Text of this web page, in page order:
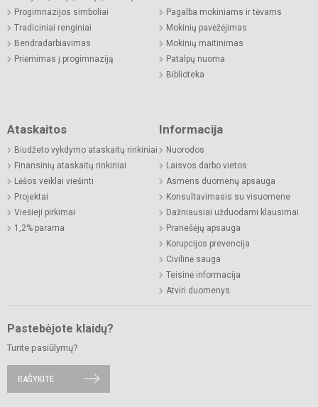
Progimnazijos simboliai
Tradiciniai renginiai
Bendradarbiavimas
Priėmimas į progimnaziją
Pagalba mokiniams ir tėvams
Mokinių pavėžėjimas
Mokinių maitinimas
Patalpų nuoma
Biblioteka
Ataskaitos
Biudžeto vykdymo ataskaitų rinkiniai
Finansinių ataskaitų rinkiniai
Lėšos veiklai viešinti
Projektai
Viešieji pirkimai
1,2% parama
Informacija
Nuorodos
Laisvos darbo vietos
Asmens duomenų apsauga
Konsultavimasis su visuomene
Dažniausiai užduodami klausimai
Pranešėjų apsauga
Korupcijos prevencija
Civilinė sauga
Teisinė informacija
Atviri duomenys
Pastebėjote klaidų?
Turite pasiūlymų?
RAŠYKITE